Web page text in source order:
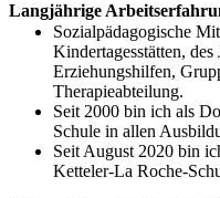
Langjährige
Sozialpädagogische
Kindertagesstätten, des
Erziehungshilfen,
Therapieabteilung.
Seit 2000 bin ich als
Schule in allen
Seit August 2020 bin
Ketteler-La Roche-